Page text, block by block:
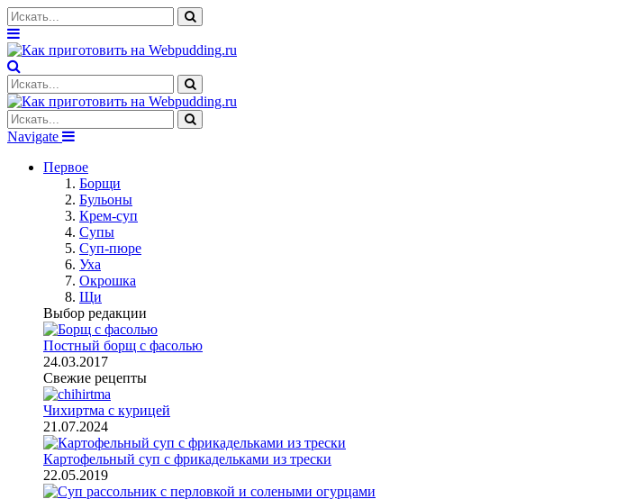
Navigate
Первое
Борщи
Бульоны
Крем-суп
Супы
Суп-пюре
Уха
Окрошка
Щи
Выбор редакции
Постный борщ с фасолью
24.03.2017
Свежие рецепты
Чихиртма с курицей
21.07.2024
Картофельный суп с фрикадельками из трески
22.05.2019